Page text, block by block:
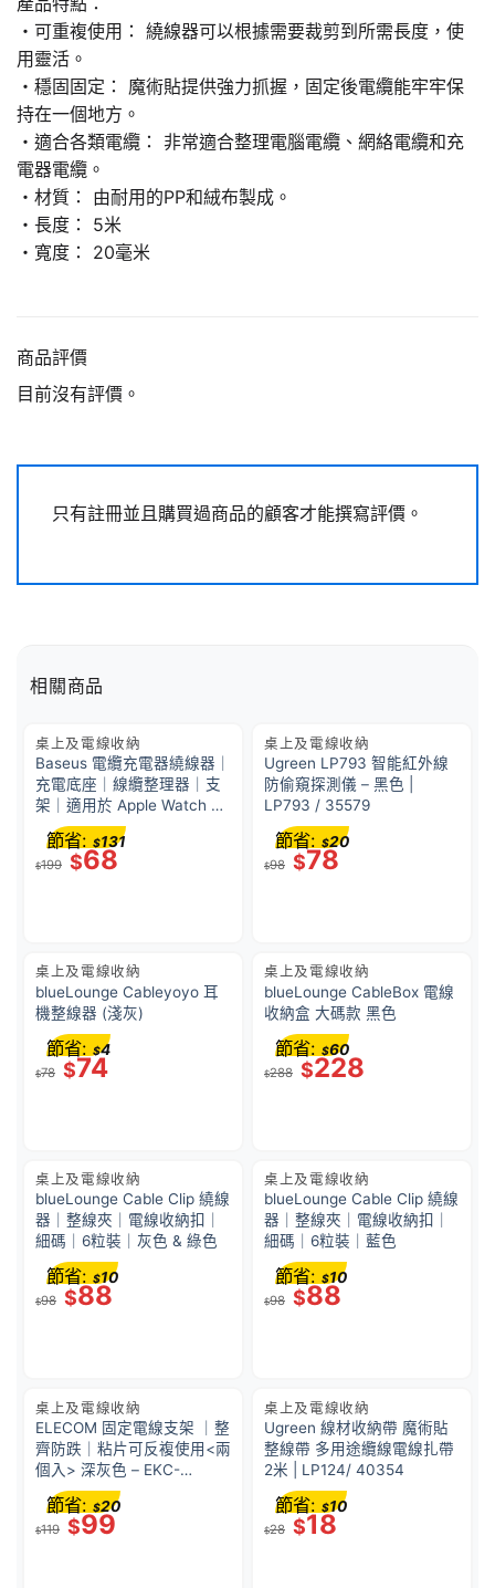
・可重複使用： 繞線器可以根據需要裁剪到所需長度，使
用靈活。
・穩固固定： 魔術貼提供強力抓握，固定後電纜能牢牢保
持在一個地方。
・適合各類電纜： 非常適合整理電腦電纜、網絡電纜和充
電器電纜。
・材質： 由耐用的PP和絨布製成。
・長度： 5米
・寬度： 20毫米
商品評價
目前沒有評價。
只有註冊並且購買過商品的顧客才能撰寫評價。
相關商品
桌上及電線收納
Baseus 電纜充電器繞線器｜
充電底座｜線纜整理器｜支
架｜適用於 Apple Watch 充
電線使用｜白色
$199 $68
節省: $131
桌上及電線收納
Ugreen LP793 智能紅外線
防偷窺探測儀 – 黑色 |
LP793 / 35579
$98 $78
節省: $20
桌上及電線收納
blueLounge Cableyoyo 耳
機整線器 (淺灰)
$78 $74
節省: $4
桌上及電線收納
blueLounge CableBox 電線
收納盒 大碼款 黑色
$288 $228
節省: $60
桌上及電線收納
blueLounge Cable Clip 繞線
器｜整線夾｜電線收納扣｜
細碼｜6粒裝｜灰色 & 綠色
$98 $88
節省: $10
桌上及電線收納
blueLounge Cable Clip 繞線
器｜整線夾｜電線收納扣｜
細碼｜6粒裝｜藍色
$98 $88
節省: $10
桌上及電線收納
ELECOM 固定電線支架 ｜整
齊防跌｜粘片可反複使用<兩
個入> 深灰色 – EKC-
CHS02DGY
$119 $99
節省: $20
桌上及電線收納
Ugreen 線材收納帶 魔術貼
整線帶 多用途纜線電線扎帶
2米 | LP124/ 40354
$28 $18
節省: $10